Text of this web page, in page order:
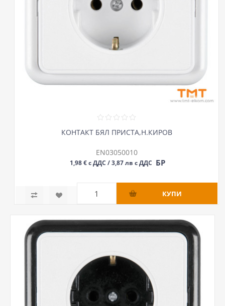
КОНТАКТ БЯЛ ПРИСТА,Н.КИРОВ
EN03050010
1,98 € с ДДС / 3,87 лв с ДДС БР